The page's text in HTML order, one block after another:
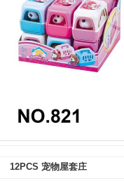
12PCS 宠物屋套庄